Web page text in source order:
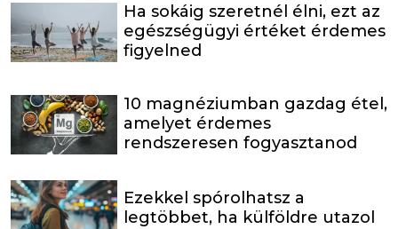
Ha sokáig szeretnél élni, ezt az
egészségügyi értéket érdemes
figyelned
10 magnéziumban gazdag étel,
amelyet érdemes
rendszeresen fogyasztanod
Ezekkel spórolhatsz a
legtöbbet, ha külföldre utazol